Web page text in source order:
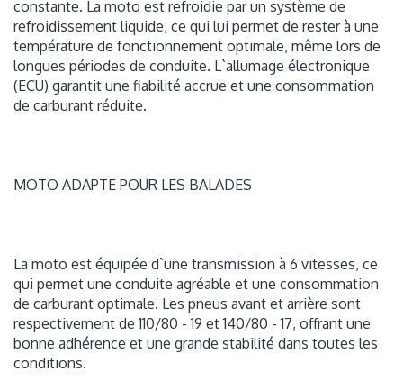
constante. La moto est refroidie par un système de
refroidissement liquide, ce qui lui permet de rester à une
température de fonctionnement optimale, même lors de
longues périodes de conduite. L`allumage électronique
(ECU) garantit une fiabilité accrue et une consommation
de carburant réduite.
MOTO ADAPTE POUR LES BALADES
La moto est équipée d`une transmission à 6 vitesses, ce
qui permet une conduite agréable et une consommation
de carburant optimale. Les pneus avant et arrière sont
respectivement de 110/80 - 19 et 140/80 - 17, offrant une
bonne adhérence et une grande stabilité dans toutes les
conditions.